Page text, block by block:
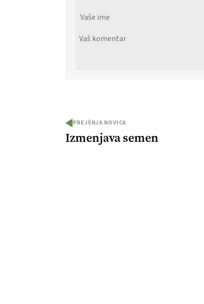
PREJŠNJA NOVICA
Izmenjava semen